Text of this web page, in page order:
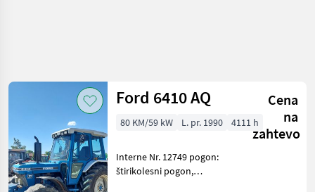
Ford 6410 AQ
Cena
na
zahtevo
80 KM/59 kW L. pr. 1990 4111 h
Interne Nr. 12749 pogon:
štirikolesni pogon,